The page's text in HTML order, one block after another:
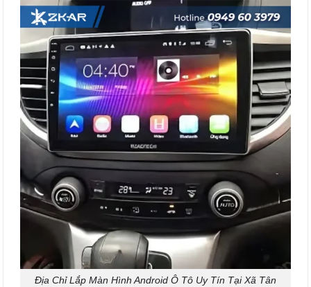
Địa Chỉ Lắp Màn Hình Android Ô Tô Uy Tín Tại Xã Tân